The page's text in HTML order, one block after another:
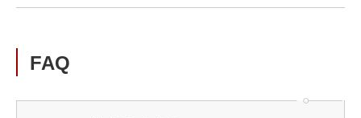
FAQ